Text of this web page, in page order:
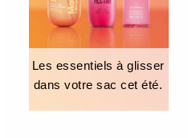
Les essentiels à glisser
dans votre sac cet été.